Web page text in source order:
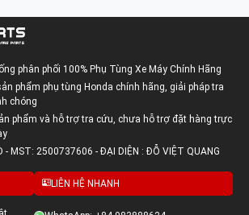
phân phối 100% Phụ Tùng Xe Máy Chính Hãng
phẩm phụ tùng Honda chính hãng, giải pháp tra
chóng
phẩm và hỗ trợ tra cứu, chưa hỗ trợ đặt hàng trực
- MST: 2500737606 - ĐẠI DIỆN : ĐỖ VIỆT QUANG
LIÊN HỆ NHANH